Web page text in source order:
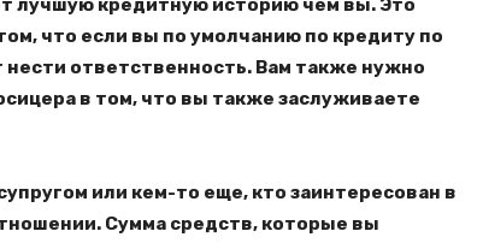
лучшую кредитную историю чем вы. Это
что если вы по умолчанию по кредиту по
ответственность. Вам также нужно
в том, что вы также заслуживаете
или кем-то еще, кто заинтересован в
Сумма средств, которые вы